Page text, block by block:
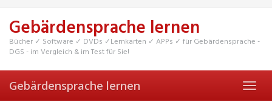
main
content
Gebärdensprache lernen
Bücher ✓ Software ✓ DVDs ✓Lernkarten ✓ APPs ✓ für Gebärdensprache -
DGS - im Vergleich & im Test für Sie!
Gebärdensprache lernen